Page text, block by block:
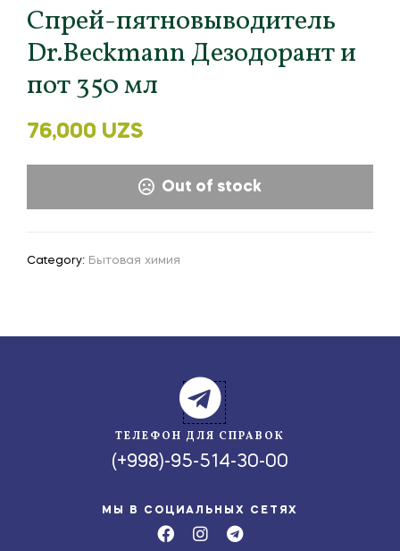
Спрей-пятновыводитель
Dr.Beckmann Дезодорант и
пот 350 мл
76,000 UZS
Out of stock
Category: Бытовая химия
ТЕЛЕФОН ДЛЯ СПРАВОК
(+998)-95-514-30-00
МЫ В СОЦИАЛЬНЫХ СЕТЯХ